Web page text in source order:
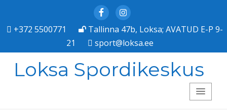
FacebookInstagram
+372 5500771
Tallinna 47b, Loksa; AVATUD E-P 9-
21
sport@loksa.ee
Loksa Spordikeskus